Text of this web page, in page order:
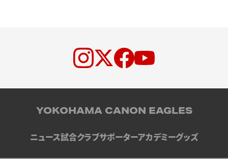
YOKOHAMA CANON EAGLES
ニュース試合クラブサポーターアカデミーグッズ